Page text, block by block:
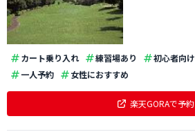
カート乗り入れ 練習場あり 初心者向け
一人予約
女性におすすめ
楽天GORAで予約